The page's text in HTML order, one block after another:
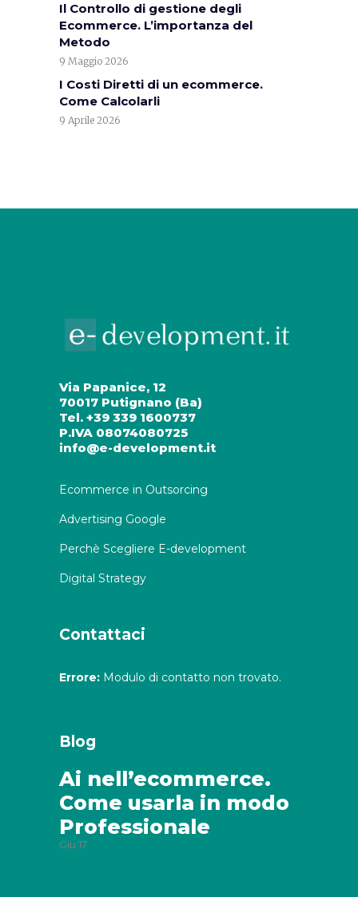
Il Controllo di gestione degli
Ecommerce. L’importanza del
Metodo
9 Maggio 2026
I Costi Diretti di un ecommerce.
Come Calcolarli
9 Aprile 2026
Via Papanice, 12
70017 Putignano (Ba)
Tel. +39 339 1600737
P.IVA 08074080725
info@e-development.it
Ecommerce in Outsorcing
Advertising Google
Perchè Scegliere E-development
Digital Strategy
Contattaci
Errore: Modulo di contatto non trovato.
Blog
Ai nell’ecommerce.
Come usarla in modo
Professionale
Giu 17